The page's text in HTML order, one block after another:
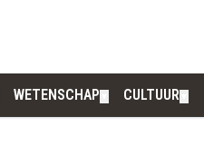
WETENSCHAP CULTUUR